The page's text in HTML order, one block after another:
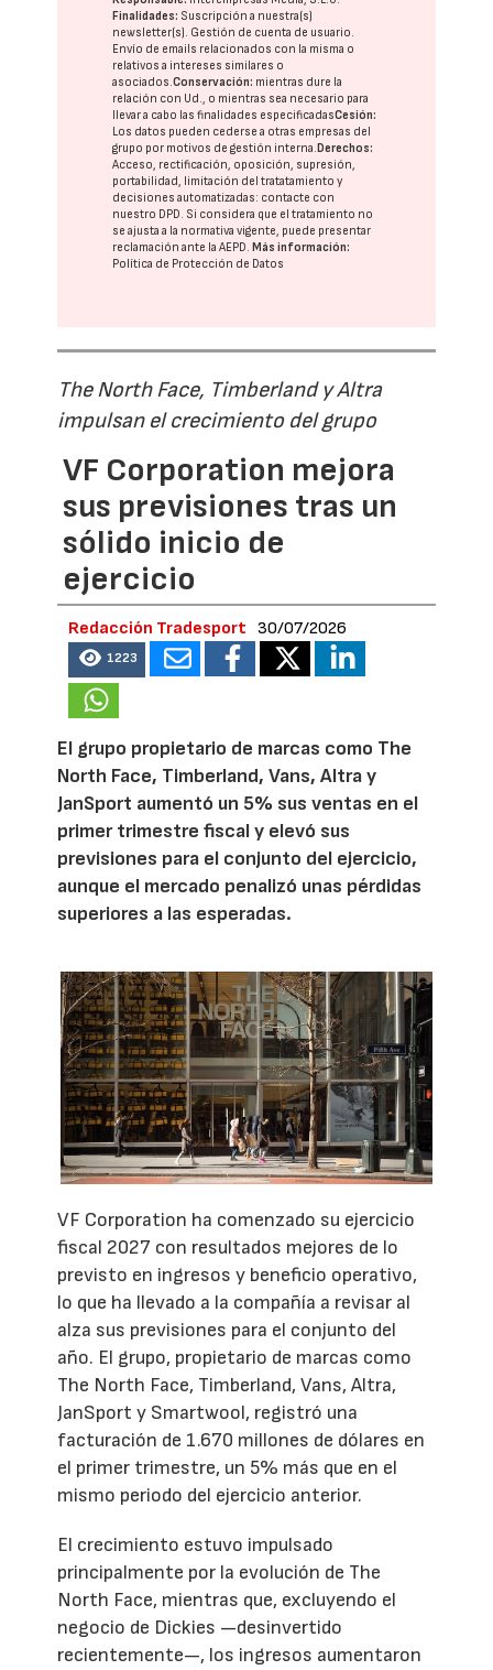
Finalidades: Suscripción a nuestra(s)
newsletter(s). Gestión de cuenta de usuario.
Envío de emails relacionados con la misma o
relativos a intereses similares o
asociados.Conservación: mientras dure la
relación con Ud., o mientras sea necesario para
llevar a cabo las finalidades especificadasCesión:
Los datos pueden cederse a otras empresas del
grupo por motivos de gestión interna.Derechos:
Acceso, rectificación, oposición, supresión,
portabilidad, limitación del tratatamiento y
decisiones automatizadas: contacte con
nuestro DPD . Si considera que el tratamiento no
se ajusta a la normativa vigente, puede presentar
reclamación ante laAEPD .Más información:
Política de Protección de Datos
The North Face, Timberland y Altra
impulsan el crecimiento del grupo
VF Corporation mejora
sus previsiones tras un
sólido inicio de
ejercicio
Redacción Tradesport 30/07/2026
1223
El grupo propietario de marcas como The
North Face, Timberland, Vans, Altra y
JanSport aumentó un 5% sus ventas en el
primer trimestre fiscal y elevó sus
previsiones para el conjunto del ejercicio,
aunque el mercado penalizó unas pérdidas
superiores a las esperadas.
VF Corporation ha comenzado su ejercicio
fiscal 2027 con resultados mejores de lo
previsto en ingresos y beneficio operativo,
lo que ha llevado a la compañía a revisar al
alza sus previsiones para el conjunto del
año. El grupo, propietario de marcas como
The North Face, Timberland, Vans, Altra,
JanSport y Smartwool, registró una
facturación de 1.670 millones de dólares en
el primer trimestre, un 5% más que en el
mismo periodo del ejercicio anterior.
El crecimiento estuvo impulsado
principalmente por la evolución de The
North Face, mientras que, excluyendo el
negocio de Dickies —desinvertido
recientemente—, los ingresos aumentaron